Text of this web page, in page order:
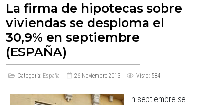
La firma de hipotecas sobre
viviendas se desploma el
30,9% en septiembre
(ESPAÑA)
Categoría: España 26 Noviembre 2013 Visto: 584
En septiembre se